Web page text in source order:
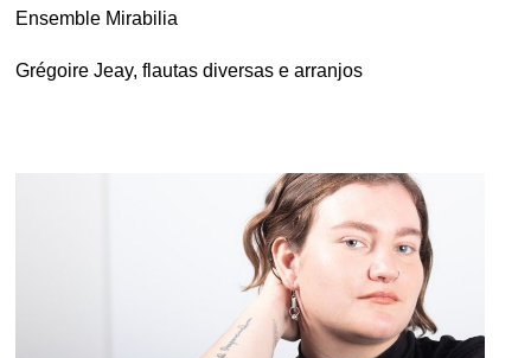
Ensemble Mirabilia
Grégoire Jeay, flautas diversas e arranjos